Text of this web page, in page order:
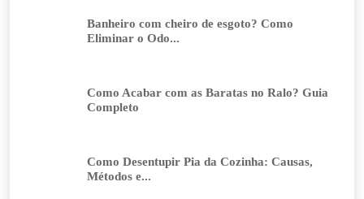
Banheiro com cheiro de esgoto? Como
Eliminar o Odo...
Como Acabar com as Baratas no Ralo? Guia
Completo
Como Desentupir Pia da Cozinha: Causas,
Métodos e...